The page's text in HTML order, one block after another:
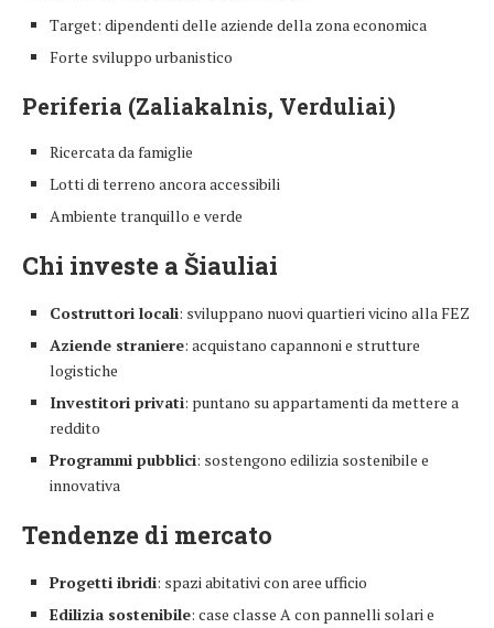
Target: dipendenti delle aziende della zona economica
Forte sviluppo urbanistico
Periferia (Zaliakalnis, Verduliai)
Ricercata da famiglie
Lotti di terreno ancora accessibili
Ambiente tranquillo e verde
Chi investe a Šiauliai
Costruttori locali: sviluppano nuovi quartieri vicino alla FEZ
Aziende straniere: acquistano capannoni e strutture
logistiche
Investitori privati: puntano su appartamenti da mettere a
reddito
Programmi pubblici: sostengono edilizia sostenibile e
innovativa
Tendenze di mercato
Progetti ibridi: spazi abitativi con aree ufficio
Edilizia sostenibile: case classe A con pannelli solari e